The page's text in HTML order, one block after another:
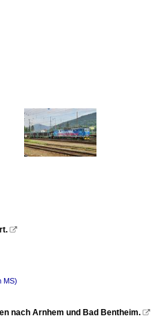

MS)
nach Arnhem und Bad Bentheim. 